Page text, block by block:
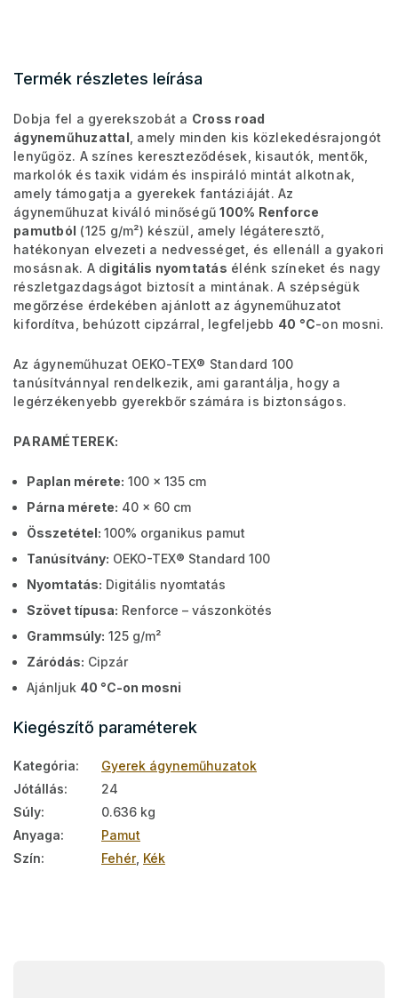
Termék részletes leírása
Dobja fel a gyerekszobát a Cross road
ágyneműhuzattal , amely minden kis közlekedésrajongót
lenyűgöz. A színes kereszteződések, kisautók, mentők,
markolók és taxik vidám és inspiráló mintát alkotnak,
amely támogatja a gyerekek fantáziáját. Az
ágyneműhuzat kiváló minőségű100% Renforce
pamutból (125 g/m²) készül, amely légáteresztő,
hatékonyan elvezeti a nedvességet, és ellenáll a gyakori
mosásnak. A digitális nyomtatás élénk színeket és nagy
részletgazdagságot biztosít a mintának. A szépségük
megőrzése érdekében ajánlott az ágyneműhuzatot
kifordítva, behúzott cipzárral, legfeljebb 40 °C-on mosni.
Az ágyneműhuzat OEKO-TEX® Standard 100
tanúsítvánnyal rendelkezik, ami garantálja, hogy a
legérzékenyebb gyerekbőr számára is biztonságos.
PARAMÉTEREK:
Paplan mérete: 100 x 135 cm
Párna mérete: 40 x 60 cm
Összetétel: 100% organikus pamut
Tanúsítvány: OEKO-TEX® Standard 100
Nyomtatás: Digitális nyomtatás
Szövet típusa: Renforce – vászonkötés
Grammsúly: 125 g/m²
Záródás: Cipzár
Ajánljuk 40 °C-on mosni
Kiegészítő paraméterek
Kategória:
Gyerek ágyneműhuzatok
Jótállás:
24
Súly:
0.636 kg
Anyaga:
Pamut
Szín: Fehér, Kék